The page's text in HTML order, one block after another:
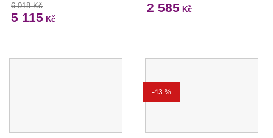
6 018 Kč
5 115 Kč
2 585 Kč
-43 %